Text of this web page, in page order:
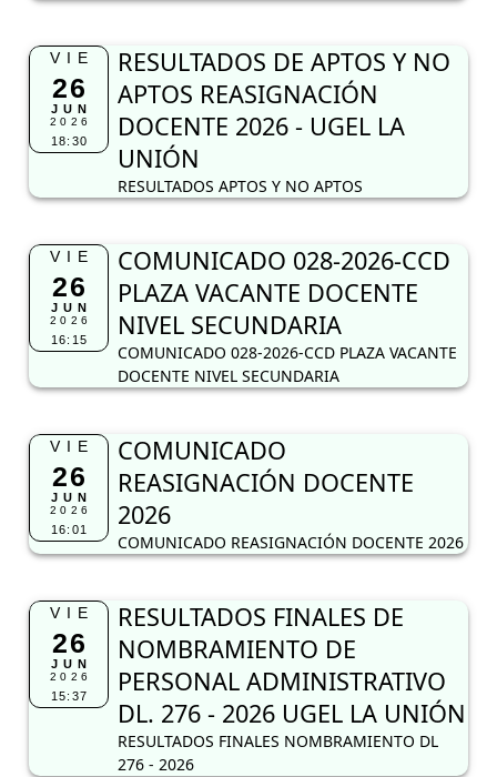
VIE
26
JUN
2026
18:30
RESULTADOS DE APTOS Y NO
APTOS REASIGNACIÓN
DOCENTE 2026 - UGEL LA
UNIÓN
RESULTADOS APTOS Y NO APTOS
VIE
26
JUN
2026
16:15
COMUNICADO 028-2026-CCD
PLAZA VACANTE DOCENTE
NIVEL SECUNDARIA
COMUNICADO 028-2026-CCD PLAZA VACANTE
DOCENTE NIVEL SECUNDARIA
VIE
26
JUN
2026
16:01
COMUNICADO
REASIGNACIÓN DOCENTE
2026
COMUNICADO REASIGNACIÓN DOCENTE 2026
VIE
26
JUN
2026
15:37
RESULTADOS FINALES DE
NOMBRAMIENTO DE
PERSONAL ADMINISTRATIVO
DL. 276 - 2026 UGEL LA UNIÓN
RESULTADOS FINALES NOMBRAMIENTO DL
276 - 2026